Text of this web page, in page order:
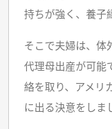
持ちが強く、養子
そこで夫婦は、体
代理母出産が可能
絡を取り、アメリ
に出る決意をしま